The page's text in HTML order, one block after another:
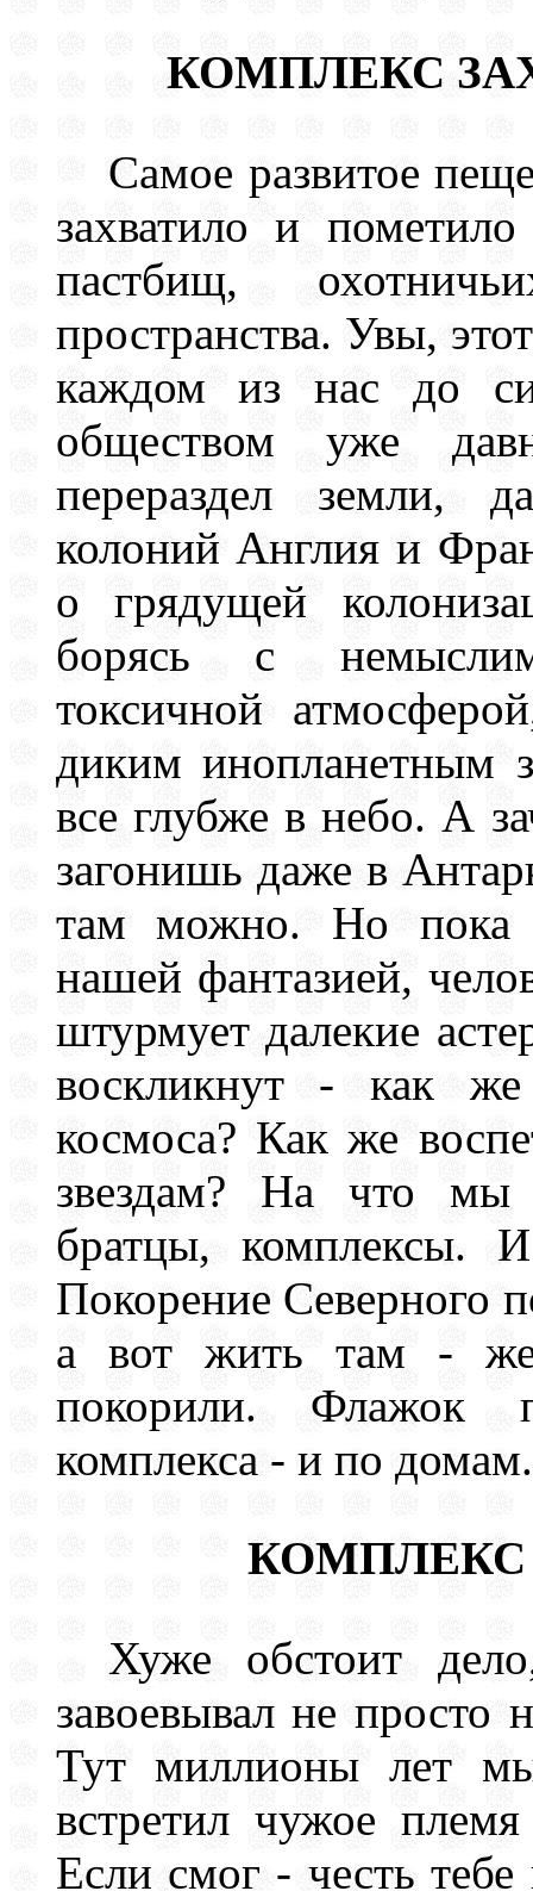
КОМПЛЕКС
Самое развитое
захватило и
пастбищ,
пространства. Увы,
каждом из нас до
обществом уже
перераздел земли,
колоний Англия и
о грядущей
борясь с
токсичной
диким инопланетным
все глубже в небо. А
загонишь даже в
там можно. Но пока
нашей фантазией,
штурмует далекие
воскликнут - как
космоса? Как же
звездам? На что мы
братцы, комплексы.
Покорение Северного
а вот жить там -
покорили. Флажок
комплекса - и по домам.
Хуже обстоит
завоевывал не
Тут миллионы лет мы
встретил чужое
Если смог - честь